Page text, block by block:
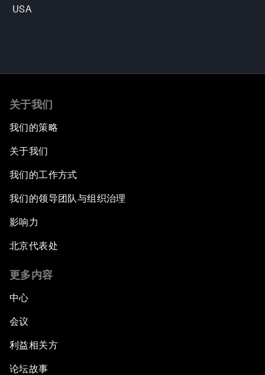
USA
关于我们
我们的策略
关于我们
我们的工作方式
我们的领导团队与组织治理
影响力
北京代表处
更多内容
中心
会议
利益相关方
论坛故事